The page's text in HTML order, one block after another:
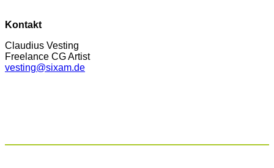
Kontakt
Claudius Vesting
Freelance CG Artist
vesting@sixam.de